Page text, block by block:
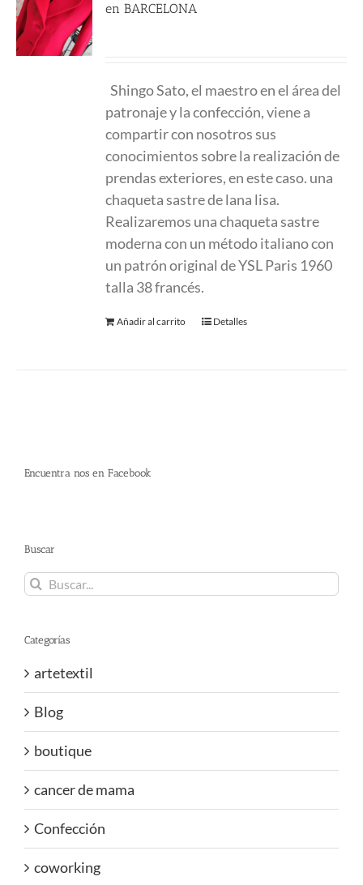
en BARCELONA
Shingo Sato, el maestro en el área del
patronaje y la confección, viene a
compartir con nosotros sus
conocimientos sobre la realización de
prendas exteriores, en este caso. una
chaqueta sastre de lana lisa.
Realizaremos una chaqueta sastre
moderna con un método italiano con
un patrón original de YSL Paris 1960
talla 38 francés.
Añadir al carrito Detalles
Encuentra nos en Facebook
Buscar
Buscar:
Categorías
artetextil
Blog
boutique
cancer de mama
Confección
coworking